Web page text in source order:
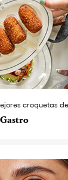
croquetas
Gastro